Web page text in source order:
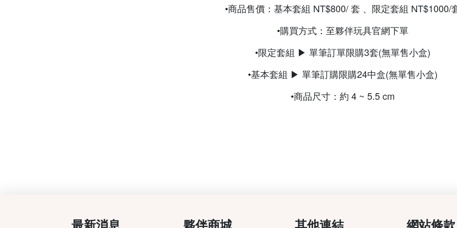
•商品售價：基本套組 NT$800/ 套 、限定套組 NT$1000/
•購買方式：至夥伴玩具官網下單
•限定套組 ▶ 單筆訂單限購3套(無單售小盒)
•基本套組 ▶ 單筆訂購限購24中盒(無單售小盒)
•商品尺寸：約 4 ~ 5.5 cm
最新消息 夥伴商城 其他連結 網站條款